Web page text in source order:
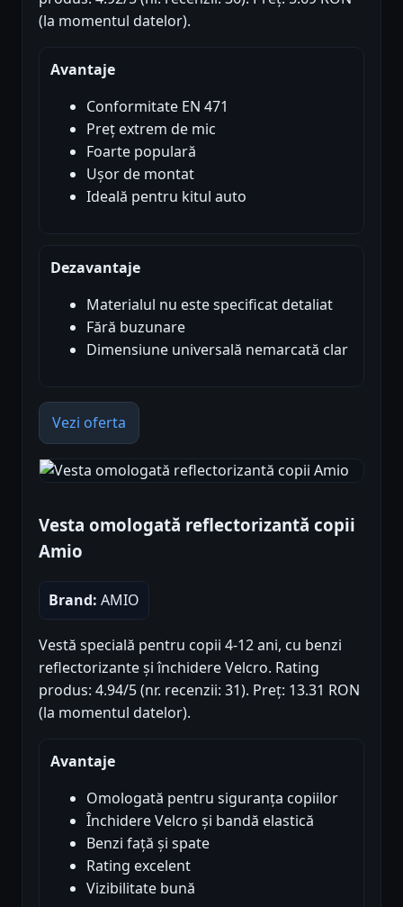
(la momentul datelor).
Avantaje
Conformitate EN 471
Preț extrem de mic
Foarte populară
Ușor de montat
Ideală pentru kitul auto
Dezavantaje
Materialul nu este specificat detaliat
Fără buzunare
Dimensiune universală nemarcată clar
Vezi oferta
Vesta omologată reflectorizantă copii
Amio
Brand: AMIO
Vestă specială pentru copii 4-12 ani, cu benzi
reflectorizante și închidere Velcro. Rating
produs: 4.94/5 (nr. recenzii: 31). Preț: 13.31 RON
(la momentul datelor).
Avantaje
Omologată pentru siguranța copiilor
Închidere Velcro și bandă elastică
Benzi față și spate
Rating excelent
Vizibilitate bună